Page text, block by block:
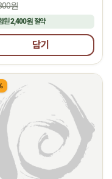
원
원2,400원절약
담기